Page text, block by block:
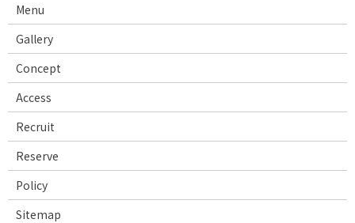
Menu
Gallery
Concept
Access
Recruit
Reserve
Policy
Sitemap